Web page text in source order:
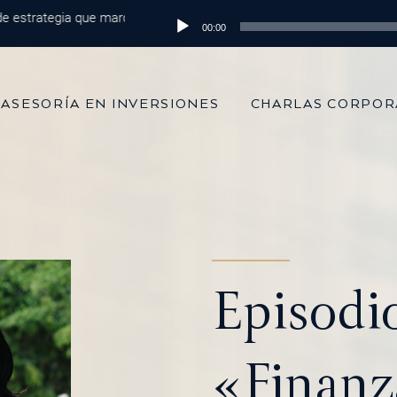
que marca la diferencia Episodio 215: De 100 mil dólares
Reproductor
00:00
ASESORÍA EN INVERSIONES CHARLAS